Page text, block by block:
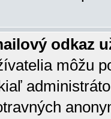
odkaz
môžu